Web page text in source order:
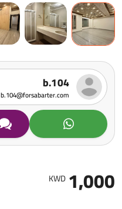
1,000
KWD
b.104
b.104@forsabarter.com